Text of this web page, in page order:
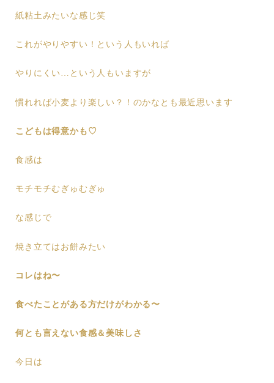
紙粘土みたいな感じ笑
これがやりやすい！という人もいれば
やりにくい…という人もいますが
慣れれば小麦より楽しい？！のかなとも最近思います
こどもは得意かも♡
食感は
モチモチむぎゅむぎゅ
な感じで
焼き立てはお餅みたい
コレはね〜
食べたことがある方だけがわかる〜
何とも言えない食感＆美味しさ
今日は